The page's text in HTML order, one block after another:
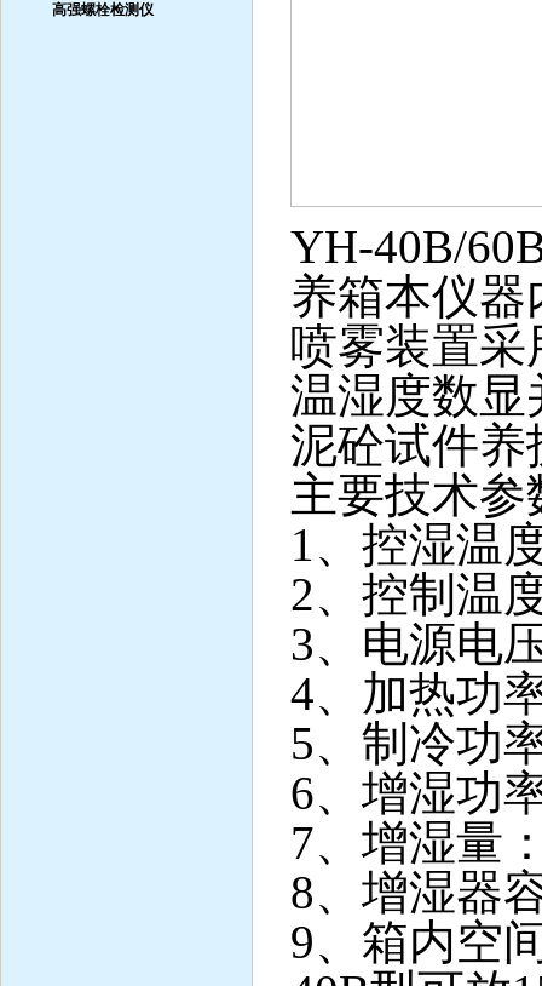
高强螺栓检测仪
YH-40B/
养箱本仪
喷雾装置
温湿度数显
泥砼试件养
主要技术参
1、控湿温
2、控制温
3、电源电
4、加热功
5、制冷功
6、增湿功
7、增湿量
8、增湿器
9、箱内空